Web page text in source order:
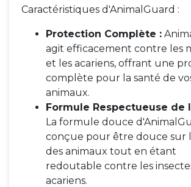
Caractéristiques d'AnimalGuard :
Protection Complète :
agit efficacement contre les
et les acariens, offrant une
complète pour la santé de
animaux.
Formule Respectueuse de
La formule douce
conçue pour être douce sur
des animaux tout en étant
redoutable contre les
acariens.